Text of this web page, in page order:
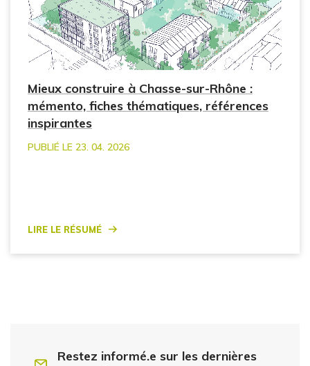
Mieux construire à Chasse-sur-Rhône :
mémento, fiches thématiques, références
inspirantes
PUBLIÉ LE 23. 04. 2026
Lire le résumé
Restez informé.e sur les dernières